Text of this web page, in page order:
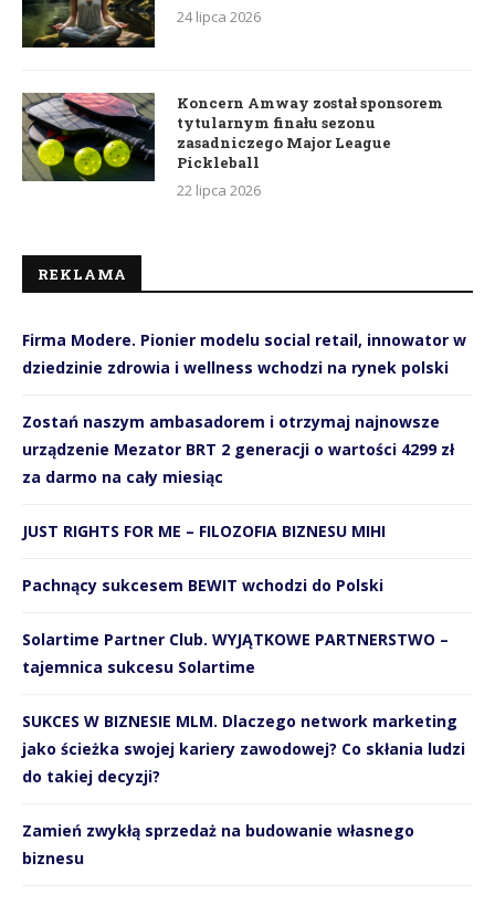
24 lipca 2026
Koncern Amway został sponsorem
tytularnym finału sezonu
zasadniczego Major League
Pickleball
22 lipca 2026
REKLAMA
Firma Modere. Pionier modelu social retail, innowator w
dziedzinie zdrowia i wellness wchodzi na rynek polski
Zostań naszym ambasadorem i otrzymaj najnowsze
urządzenie Mezator BRT 2 generacji o wartości 4299 zł
za darmo na cały miesiąc
JUST RIGHTS FOR ME – FILOZOFIA BIZNESU MIHI
Pachnący sukcesem BEWIT wchodzi do Polski
Solartime Partner Club. WYJĄTKOWE PARTNERSTWO –
tajemnica sukcesu Solartime
SUKCES W BIZNESIE MLM. Dlaczego network marketing
jako ścieżka swojej kariery zawodowej? Co skłania ludzi
do takiej decyzji?
Zamień zwykłą sprzedaż na budowanie własnego
biznesu